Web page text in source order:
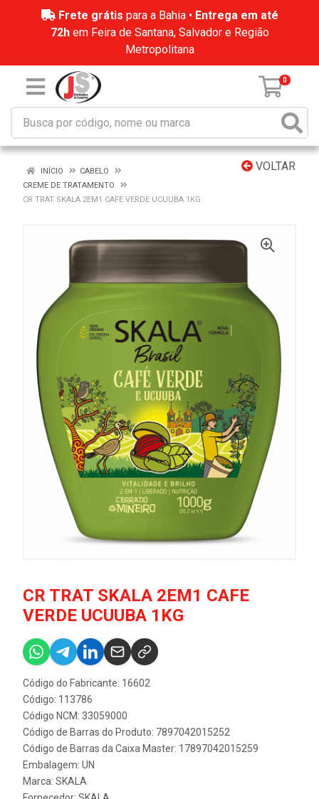
Frete grátis para a Bahia • Entrega em até
72hem Feira de Santana, Salvador e Região
Metropolitana
0
VOLTAR
INÍCIO
CABELO
CREME DE TRATAMENTO
CR TRAT SKALA 2EM1 CAFE VERDE UCUUBA 1KG
CR TRAT SKALA 2EM1 CAFE
VERDE UCUUBA 1KG
Código do Fabricante: 16602
Código: 113786
Código NCM: 33059000
Código de Barras do Produto: 7897042015252
Código de Barras da Caixa Master: 17897042015259
Embalagem: UN
Marca: SKALA